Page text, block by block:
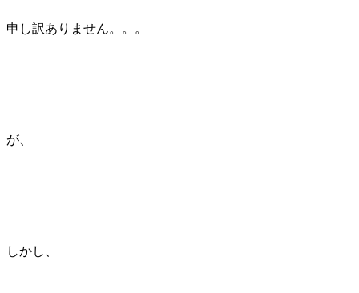
申し訳ありません。。。
が、
しかし、